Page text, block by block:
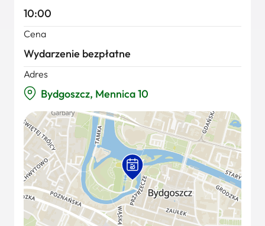
10:00
Cena
Wydarzenie bezpłatne
Adres
Bydgoszcz, Mennica 10